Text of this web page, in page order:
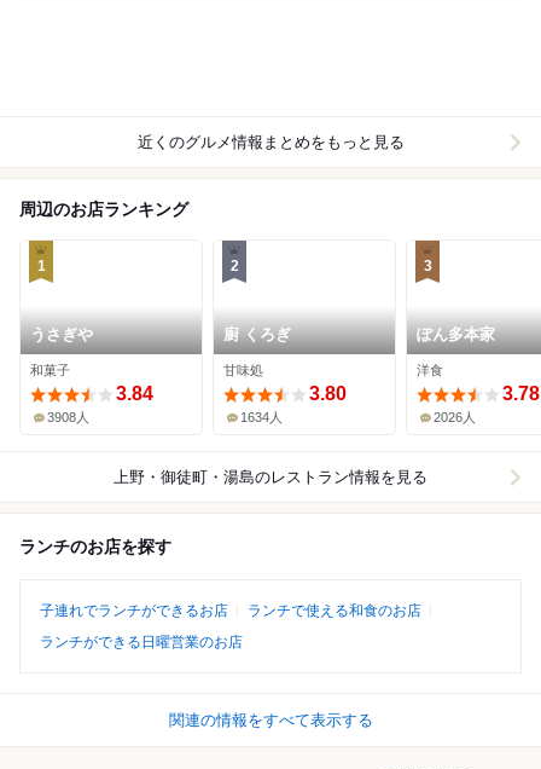
近くのグルメ情報まとめをもっと見る
周辺のお店ランキング
1
うさぎや
和菓子
3.84
3908人
2
廚 くろぎ
甘味処
3.80
1634人
3
ぽん多本家
洋食
3.78
2026人
上野・御徒町・湯島のレストラン情報を見る
ランチのお店を探す
子連れでランチができるお店
ランチで使える和食のお店
ランチができる日曜営業のお店
関連の情報をすべて表示する